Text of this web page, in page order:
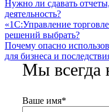
Нужно ли сдавать
деятельность?
«1С:Управление
решений выбрать?
Почему опасно
для бизнеса и
Мы всегда
Ваше имя*